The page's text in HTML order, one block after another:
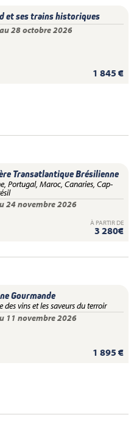
et ses trains historiques
28 octobre 2026
1 845 €
Transatlantique Brésilienne
Portugal, Maroc, Canaries, Cap-
24 novembre 2026
À PARTIR DE
3 280€
Gourmande
des vins et les saveurs du terroir
11 novembre 2026
1 895 €